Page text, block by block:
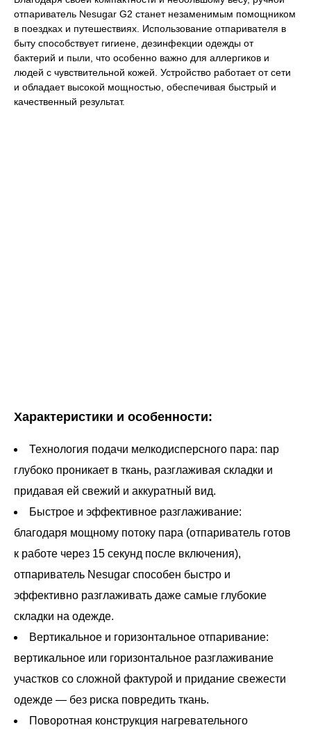
отпариватель Nesugar G2 станет незаменимым помощником
в поездках и путешествиях. Использование отпаривателя в
быту способствует гигиене, дезинфекции одежды от
бактерий и пыли, что особенно важно для аллергиков и
людей с чувствительной кожей. Устройство работает от сети
и обладает высокой мощностью, обеспечивая быстрый и
качественный результат.
Характеристики и особенности:
Технология подачи мелкодисперсного пара: пар
глубоко проникает в ткань, разглаживая складки и
придавая ей свежий и аккуратный вид.
Быстрое и эффективное разглаживание:
благодаря мощному потоку пара (отпариватель готов
к работе через 15 секунд после включения),
отпариватель Nesugar способен быстро и
эффективно разглаживать даже самые глубокие
складки на одежде.
Вертикальное и горизонтальное отпаривание:
вертикальное или горизонтальное разглаживание
участков со сложной фактурой и придание свежести
одежде — без риска повредить ткань.
Поворотная конструкция нагревательного